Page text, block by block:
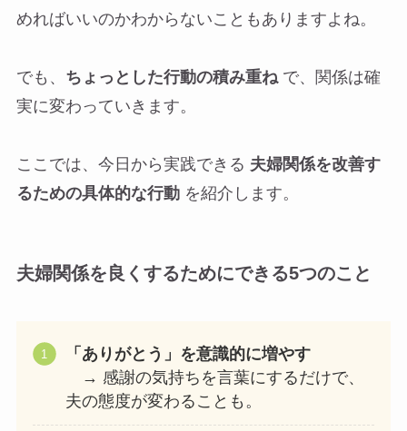
めればいいのかわからないこともありますよね。
でも、 ちょっとした行動の積み重ねで、関係は確
実に変わっていきます。
ここでは、今日から実践できる 夫婦関係を改善す
るための具体的な行動を紹介します。
夫婦関係を良くするためにできる5つのこと
「ありがとう」を意識的に増やす
→ 感謝の気持ちを言葉にするだけで、
夫の態度が変わることも。